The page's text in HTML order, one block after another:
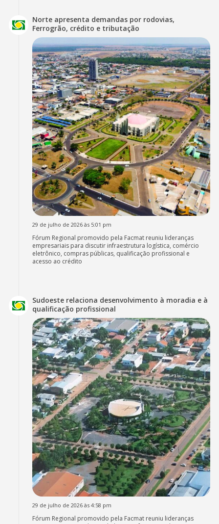
Norte apresenta demandas por rodovias,
Ferrogrão, crédito e tributação
29 de julho de 2026 às 5:01 pm
Fórum Regional promovido pela Facmat reuniu lideranças
empresariais para discutir infraestrutura logística, comércio
eletrônico, compras públicas, qualificação profissional e
acesso ao crédito
Sudoeste relaciona desenvolvimento à moradia e à
qualificação profissional
29 de julho de 2026 às 4:58 pm
Fórum Regional promovido pela Facmat reuniu lideranças